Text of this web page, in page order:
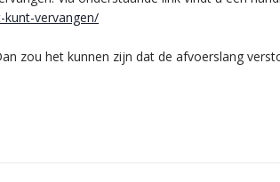
vervangen/
zou het kunnen zijn dat de afvoerslang